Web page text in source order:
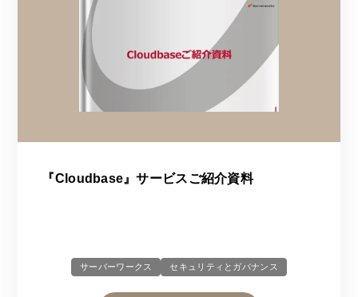
『Cloudbase』サービスご紹介資料
サーバーワークス セキュリティとガバナンス